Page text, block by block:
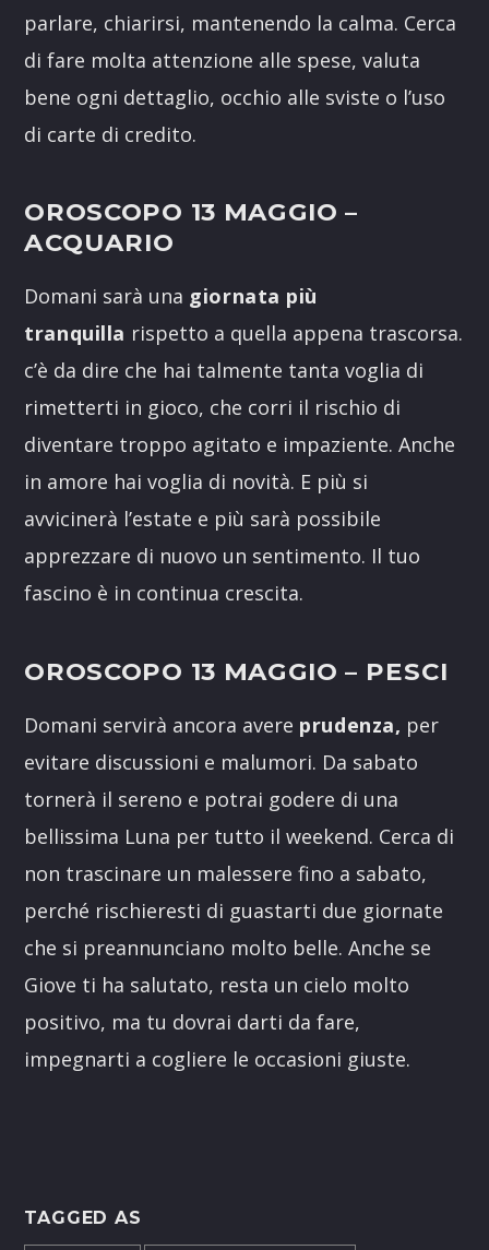
parlare, chiarirsi, mantenendo la calma. Cerca
di fare molta attenzione alle spese, valuta
bene ogni dettaglio, occhio alle sviste o l’uso
di carte di credito.
OROSCOPO 13 MAGGIO –
ACQUARIO
Domani sarà una giornata più
tranquilla rispetto a quella appena trascorsa.
c’è da dire che hai talmente tanta voglia di
rimetterti in gioco, che corri il rischio di
diventare troppo agitato e impaziente. Anche
in amore hai voglia di novità. E più si
avvicinerà l’estate e più sarà possibile
apprezzare di nuovo un sentimento. Il tuo
fascino è in continua crescita.
OROSCOPO 13 MAGGIO – PESCI
Domani servirà ancora avere prudenza, per
evitare discussioni e malumori. Da sabato
tornerà il sereno e potrai godere di una
bellissima Luna per tutto il weekend. Cerca di
non trascinare un malessere fino a sabato,
perché rischieresti di guastarti due giornate
che si preannunciano molto belle. Anche se
Giove ti ha salutato, resta un cielo molto
positivo, ma tu dovrai darti da fare,
impegnarti a cogliere le occasioni giuste.
TAGGED AS